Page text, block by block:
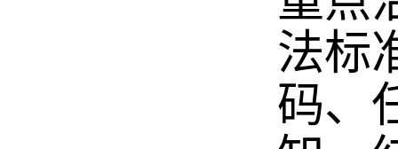
法标
码、